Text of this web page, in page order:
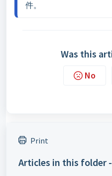
件。
Was this
No
Print
Articles in this folder -